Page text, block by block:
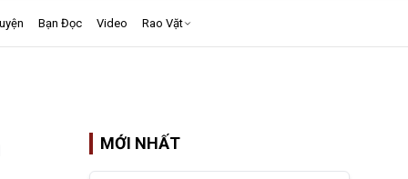
Bạn Đọc Video Rao Vặt
MỚI NHẤT